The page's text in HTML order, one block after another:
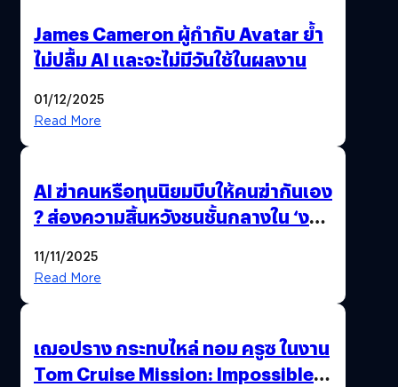
James Cameron ผู้กำกับ Avatar ย้ำ
ไม่ปลื้ม AI และจะไม่มีวันใช้ในผลงาน
01/12/2025
Read More
AI ฆ่าคนหรือทุนนิยมบีบให้คนฆ่ากันเอง
? ส่องความสิ้นหวังชนชั้นกลางใน ‘งาน
11/11/2025
Read More
เฌอปราง กระทบไหล่ ทอม ครูซ ในงาน
Tom Cruise Mission: Impossible –